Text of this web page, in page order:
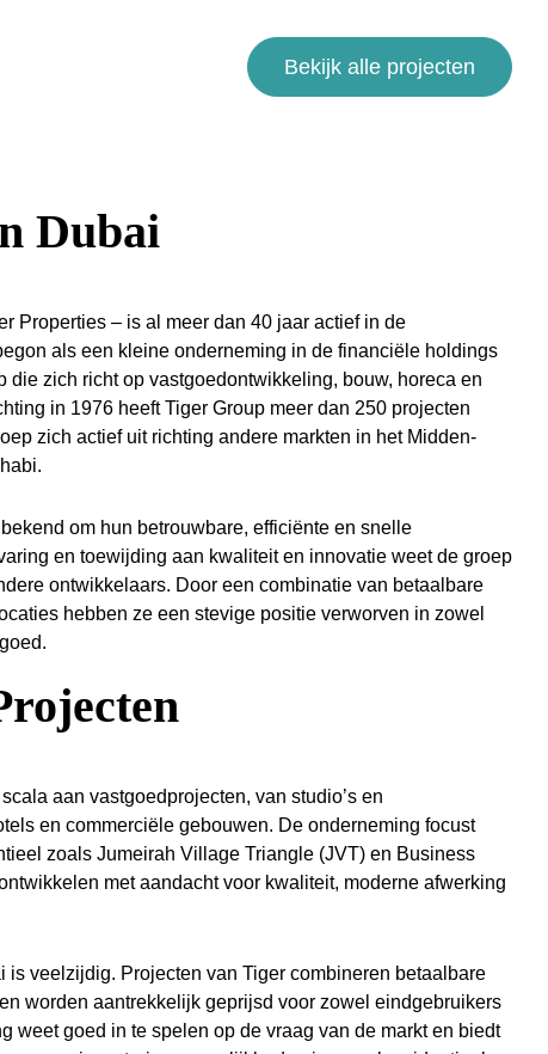
Bekijk alle projecten
Dubai
Properties – is al meer dan 40 jaar actief in de
als een kleine onderneming in de financiële holdings
die zich richt op vastgoedontwikkeling, bouw, horeca en
in 1976 heeft Tiger Group meer dan 250 projecten
zich actief uit richting andere markten in het Midden-
om hun betrouwbare, efficiënte en snelle
en toewijding aan kwaliteit en innovatie weet de groep
ontwikkelaars. Door een combinatie van betaalbare
hebben ze een stevige positie verworven in zowel
aan vastgoedprojecten, van studio’s en
en commerciële gebouwen. De onderneming focust
zoals Jumeirah Village Triangle (JVT) en Business
met aandacht voor kwaliteit, moderne afwerking
is veelzijdig. Projecten van Tiger combineren betaalbare
worden aantrekkelijk geprijsd voor zowel eindgebruikers
weet goed in te spelen op de vraag van de markt en biedt